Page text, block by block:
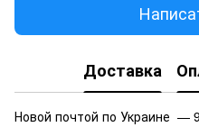
Доставка
Новой почтой по Украине —